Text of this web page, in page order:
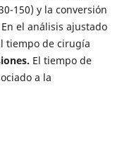
150) y la conversión
el análisis ajustado
tiempo de cirugía
El tiempo de
a la